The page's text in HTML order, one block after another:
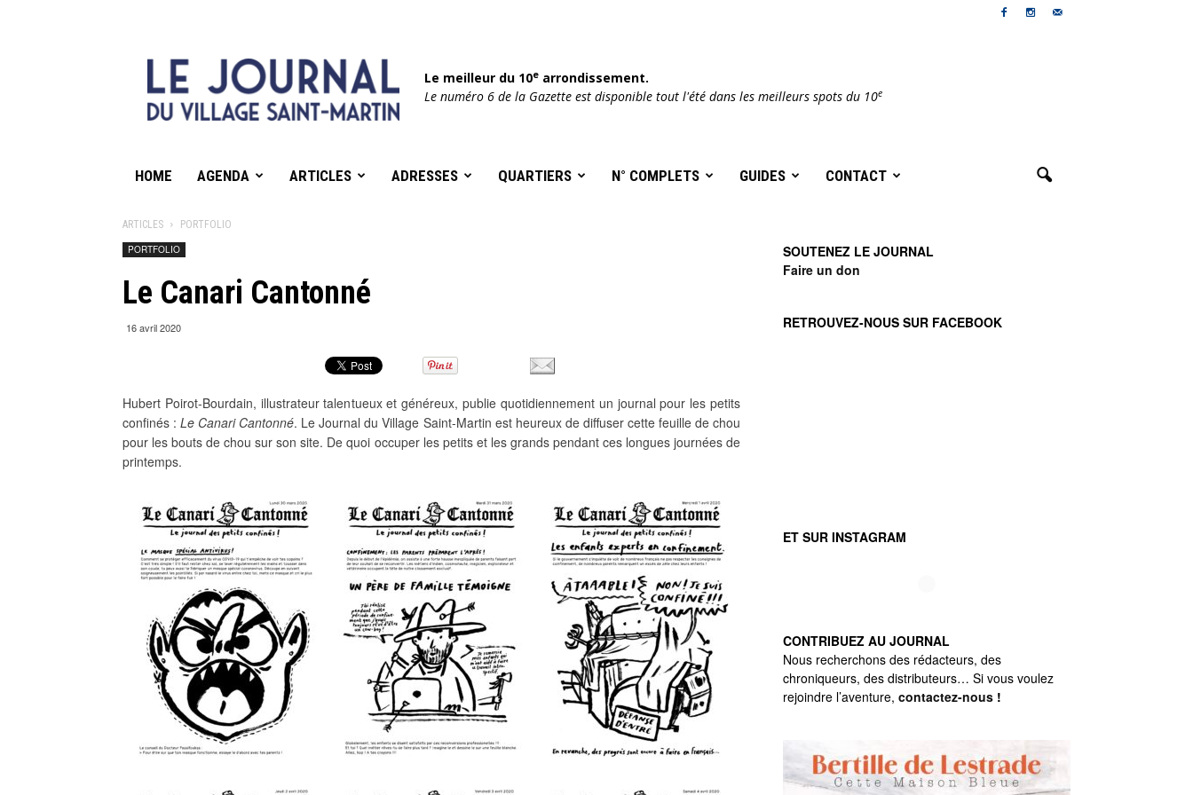
Le meilleur du 10e arrondissement.
Le numéro 6 de la Gazette est disponible tout l'été dans les meilleurs spots du 10e
HOME AGENDA ARTICLES ADRESSES QUARTIERS N° COMPLETS GUIDES CONTACT
ARTICLES
PORTFOLIO
PORTFOLIO
Le Canari Cantonné
16 avril 2020
Hubert Poirot-Bourdain, illustrateur talentueux et généreux, publie quotidiennement un journal pour les petits
confinés :Le Canari Cantonné. Le Journal du Village Saint-Martin est heureux de diffuser cette feuille de chou
pour les bouts de chou sur son site. De quoi occuper les petits et les grands pendant ces longues journées de
printemps.
SOUTENEZ LE JOURNAL
Faire un don
RETROUVEZ-NOUS SUR FACEBOOK
ET SUR INSTAGRAM
CONTRIBUEZ AU JOURNAL
Nous recherchons des rédacteurs, des
chroniqueurs, des distributeurs… Si vous voulez
rejoindre l’aventure, contactez-nous !